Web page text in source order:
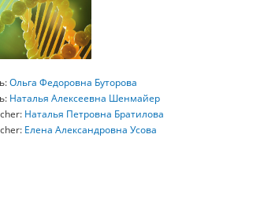
Ольга Федоровна Буторова
Наталья Алексеевна Шенмайер
Наталья Петровна Братилова
Елена Александровна Усова